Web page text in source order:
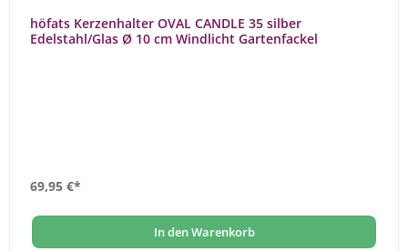
höfats Kerzenhalter OVAL CANDLE 35 silber
Edelstahl/Glas Ø 10 cm Windlicht Gartenfackel
69,95 €*
In den Warenkorb